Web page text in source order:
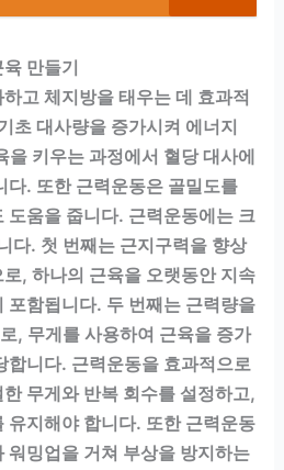
만들기
고 체지방을 태우는 데 효과적
초 대사량을 증가시켜 에너지
을 키우는 과정에서 혈당 대사에
다. 또한 근력운동은 골밀도를
도움을 줍니다. 근력운동에는 크
다. 첫 번째는 근지구력을 향상
, 하나의 근육을 오랫동안 지속
포함됩니다. 두 번째는 근력량을
, 무게를 사용하여 근육을 증가
합니다. 근력운동을 효과적으로
무게와 반복 회수를 설정하고,
유지해야 합니다. 또한 근력운동
워밍업을 거쳐 부상을 방지하는